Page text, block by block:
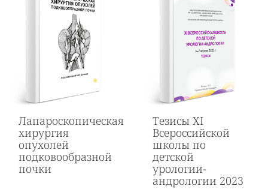
Лапароскопическая
хирургия
опухолей
подковообразной
почки
Тезисы ХI
Всероссийской
школы по
детской
урологии-
андрологии 2023